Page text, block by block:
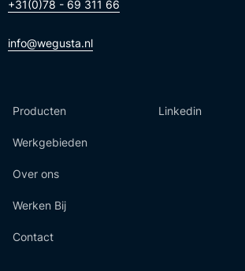
+31(0)78 - 69 311 66
info@wegusta.nl
Producten
Werkgebieden
Over ons
Werken Bij
Contact
Linkedin